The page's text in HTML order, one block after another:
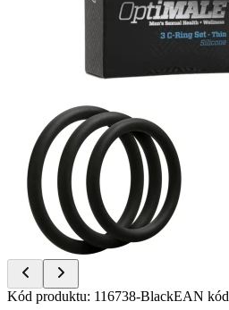
Item
Kód produktu: 116738-BlackEAN kód